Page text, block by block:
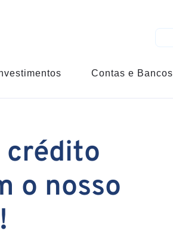
Contas e Bancos
crédito
o nosso